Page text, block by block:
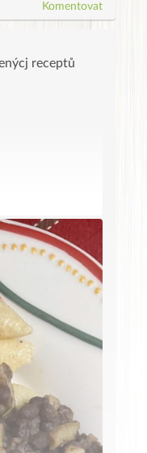
Komentovat
receptů